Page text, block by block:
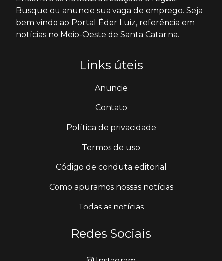
Busque ou anuncie sua vaga de emprego. Seja
bem vindo ao Portal Éder Luiz, referência em
notícias no Meio-Oeste de Santa Catarina.
Links úteis
Anuncie
Contato
Política de privacidade
Termos de uso
Código de conduta editorial
Como apuramos nossas notícias
Todas as notícias
Redes Sociais